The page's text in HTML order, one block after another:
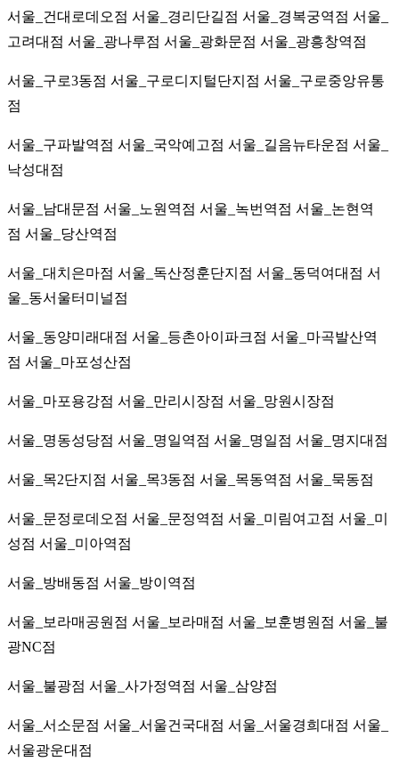
서울_건대로데오점 서울_경리단길점 서울_경복궁역점 서울_
고려대점 서울_광나루점 서울_광화문점 서울_광흥창역점
서울_구로3동점 서울_구로디지털단지점 서울_구로중앙유통
점
서울_구파발역점 서울_국악예고점 서울_길음뉴타운점 서울_
낙성대점
서울_남대문점 서울_노원역점 서울_녹번역점 서울_논현역
점 서울_당산역점
서울_대치은마점 서울_독산정훈단지점 서울_동덕여대점 서
울_동서울터미널점
서울_동양미래대점 서울_등촌아이파크점 서울_마곡발산역
점 서울_마포성산점
서울_마포용강점 서울_만리시장점 서울_망원시장점
서울_명동성당점 서울_명일역점 서울_명일점 서울_명지대점
서울_목2단지점 서울_목3동점 서울_목동역점 서울_묵동점
서울_문정로데오점 서울_문정역점 서울_미림여고점 서울_미
성점 서울_미아역점
서울_방배동점 서울_방이역점
서울_보라매공원점 서울_보라매점 서울_보훈병원점 서울_불
광NC점
서울_불광점 서울_사가정역점 서울_삼양점
서울_서소문점 서울_서울건국대점 서울_서울경희대점 서울_
서울광운대점